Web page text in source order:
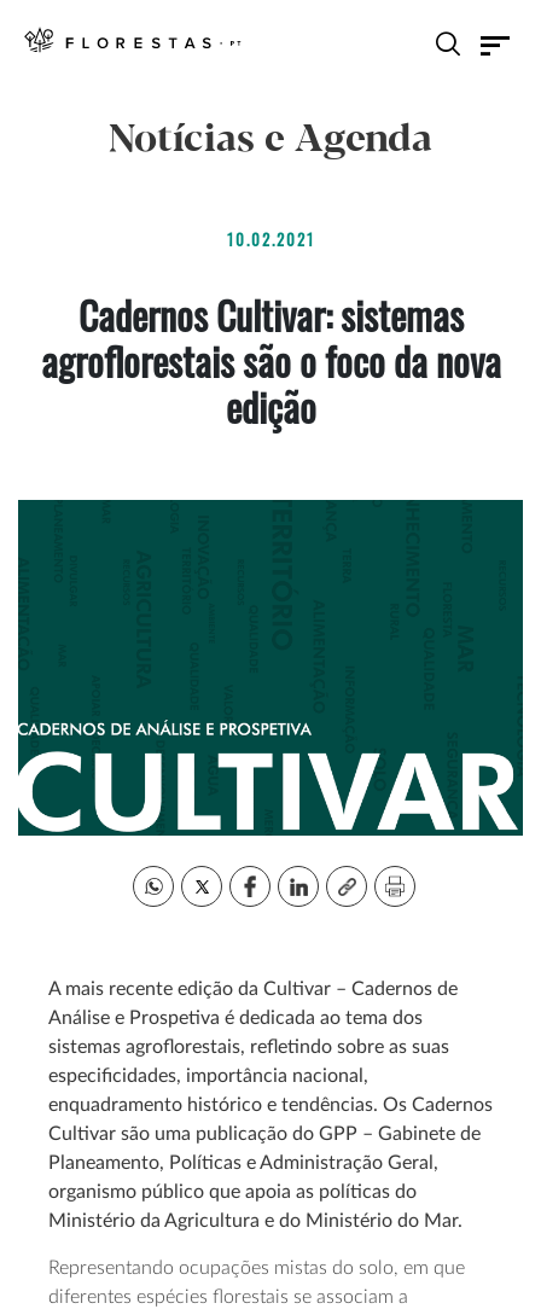
Notícias e Agenda
10.02.2021
Cadernos Cultivar: sistemas
agroflorestais são o foco da nova
edição
A mais recente edição da Cultivar – Cadernos de
Análise e Prospetiva é dedicada ao tema dos
sistemas agroflorestais, refletindo sobre as suas
especificidades, importância nacional,
enquadramento histórico e tendências. Os Cadernos
Cultivar são uma publicação do GPP – Gabinete de
Planeamento, Políticas e Administração Geral,
organismo público que apoia as políticas do
Ministério da Agricultura e do Ministério do Mar.
Representando ocupações mistas do solo, em que
diferentes espécies florestais se associam a